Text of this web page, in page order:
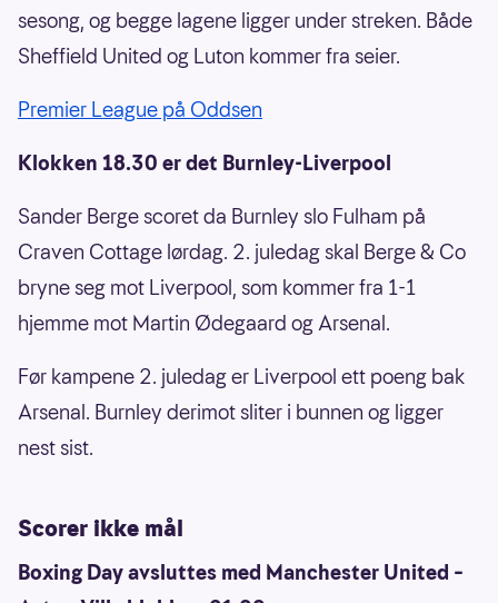
sesong, og begge lagene ligger under streken. Både
Sheffield United og Luton kommer fra seier.
Premier League på Oddsen
Klokken 18.30 er det Burnley-Liverpool
Sander Berge scoret da Burnley slo Fulham på
Craven Cottage lørdag. 2. juledag skal Berge & Co
bryne seg mot Liverpool, som kommer fra 1-1
hjemme mot Martin Ødegaard og Arsenal.
Før kampene 2. juledag er Liverpool ett poeng bak
Arsenal. Burnley derimot sliter i bunnen og ligger
nest sist.
Scorer ikke mål
Boxing Day avsluttes med Manchester United –